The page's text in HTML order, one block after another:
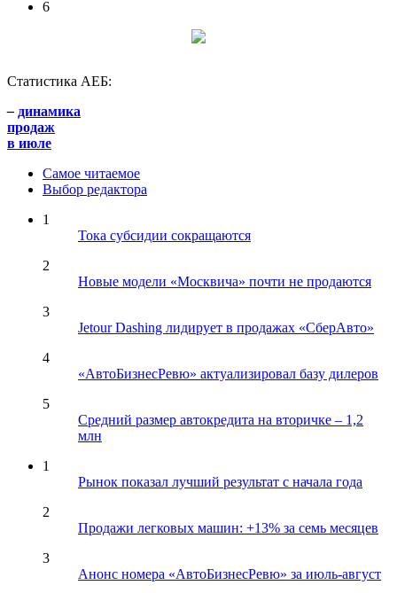
6
Статистика АЕБ:
– динамика
продаж
в июле
Самое читаемое
Выбор редактора
1
Тока субсидии сокращаются
2
Новые модели «Москвича» почти не продаются
3
Jetour Dashing лидирует в продажах «СберАвто»
4
«АвтоБизнесРевю» актуализировал базу дилеров
5
Средний размер автокредита на вторичке – 1,2
млн
1
Рынок показал лучший результат с начала года
2
Продажи легковых машин: +13% за семь месяцев
3
Анонс номера «АвтоБизнесРевю» за июль-август